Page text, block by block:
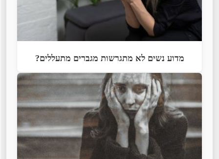
מדוע נשים לא מתגרשות מגברים מתעללים?